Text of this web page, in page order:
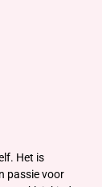
Het is
passie voor